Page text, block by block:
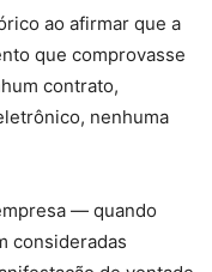
ao afirmar que a
que comprovasse
contrato,
nenhuma
— quando
consideradas